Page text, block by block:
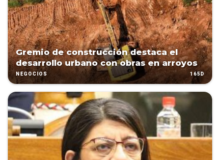
Gremio de construcción destaca el
desarrollo urbano con obras en arroyos
NEGOCIOS 165D